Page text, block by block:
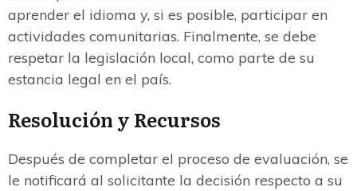
aprender el idioma y, si es posible, participar en
actividades comunitarias. Finalmente, se debe
respetar la legislación local, como parte de su
estancia legal en el país.
Resolución y Recursos
Después de completar el proceso de evaluación, se
le notificará al solicitante la decisión respecto a su